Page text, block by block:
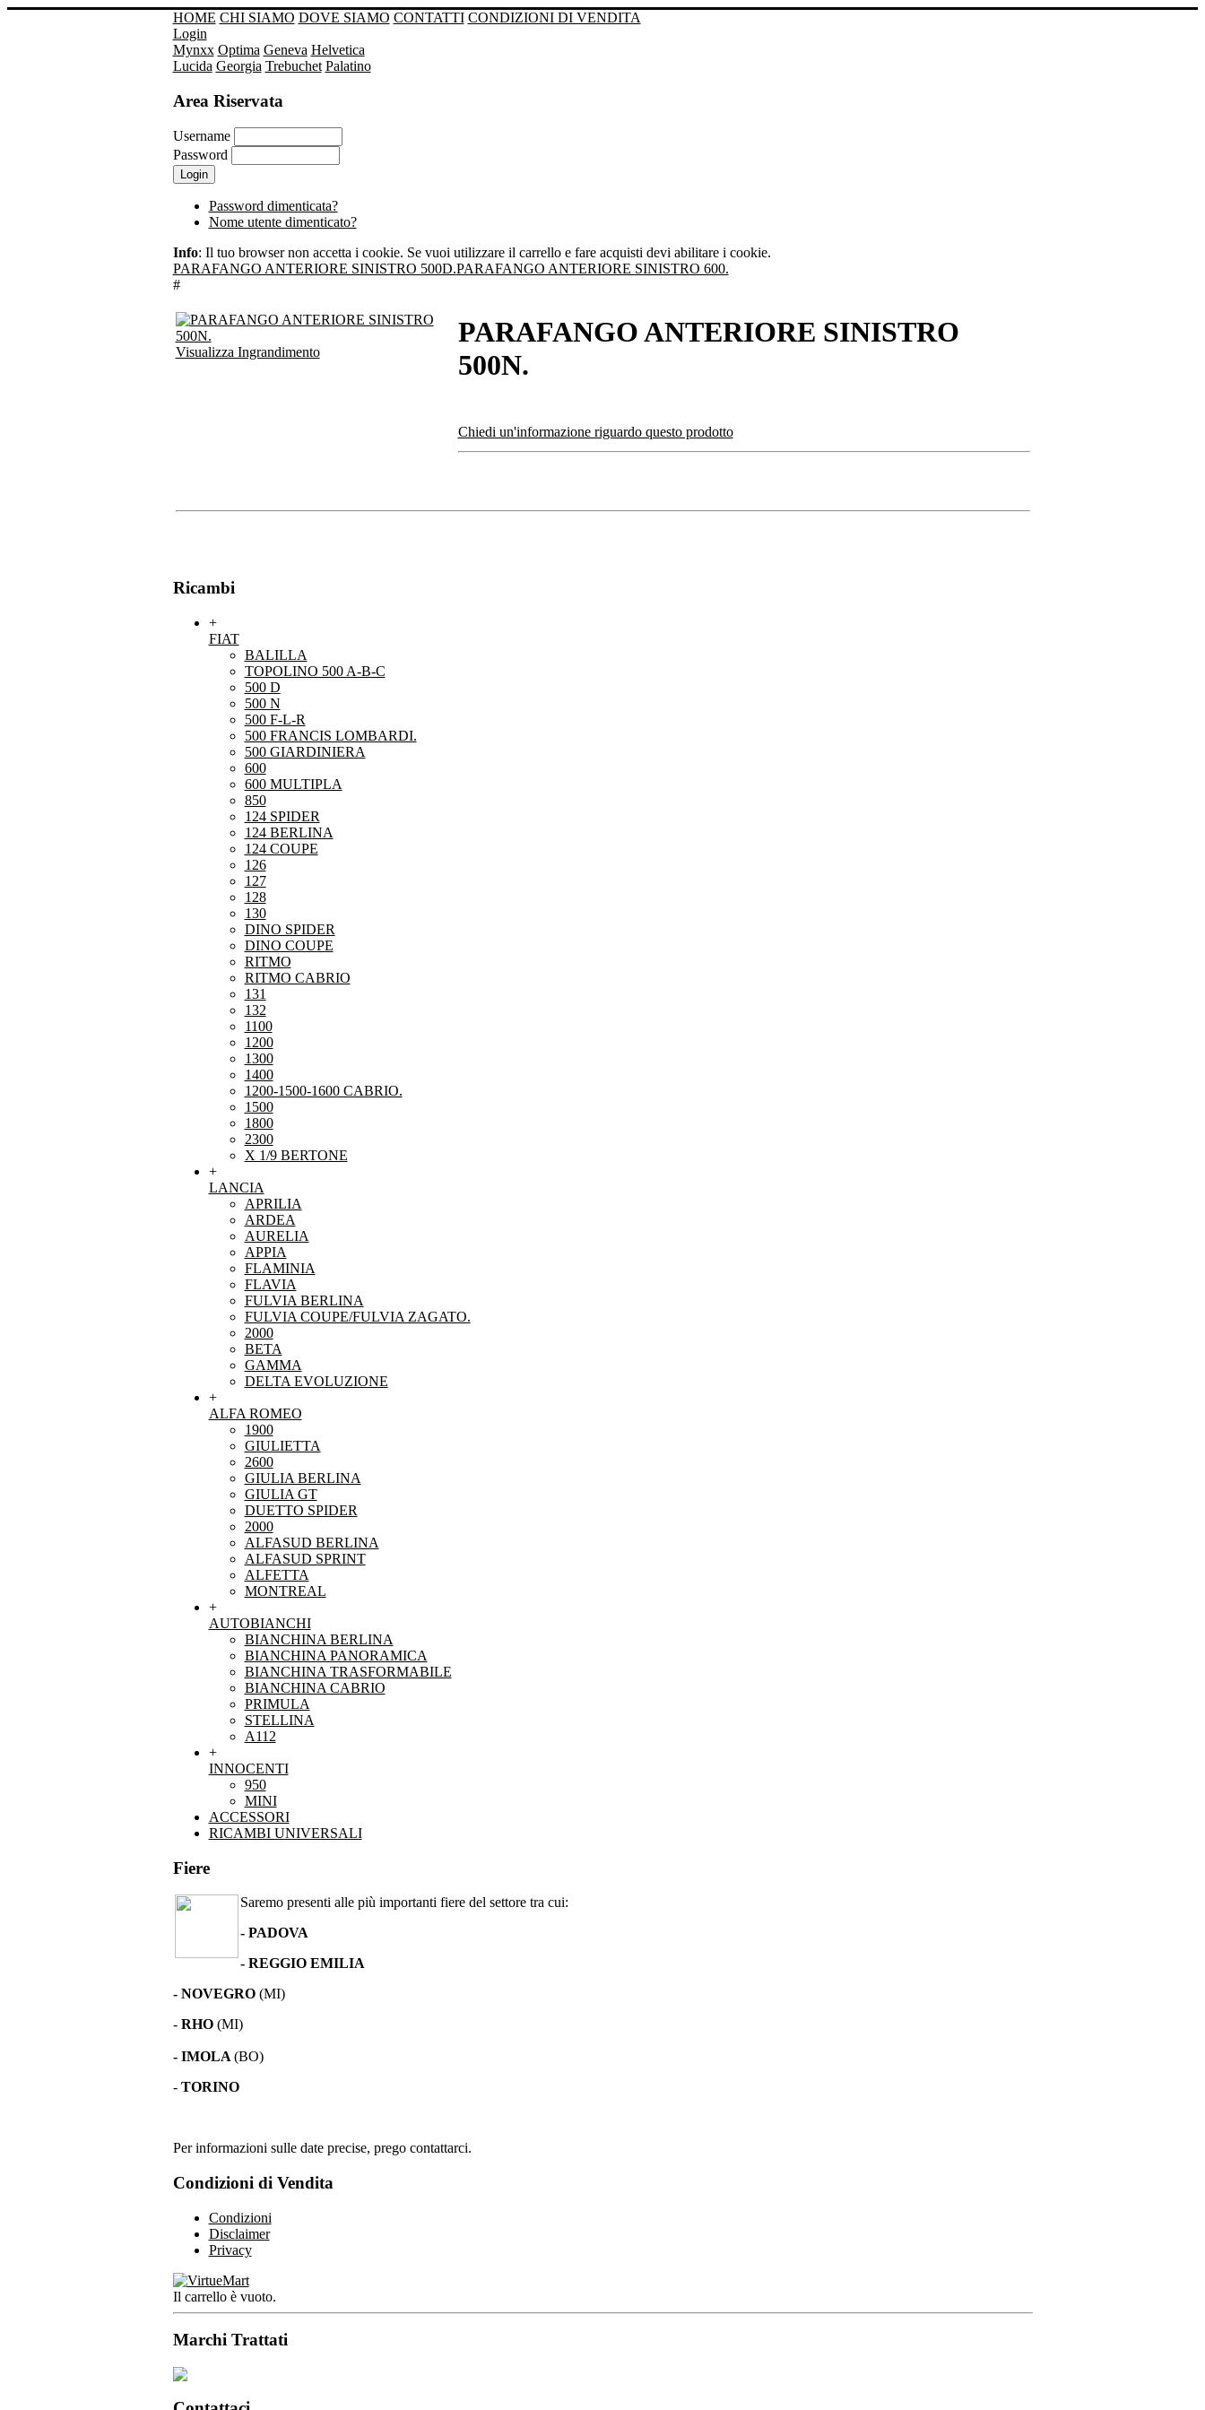
HOME CHI SIAMO DOVE SIAMO CONTATTI CONDIZIONI DI VENDITA
Login
Mynxx Optima Geneva Helvetica
Lucida Georgia Trebuchet Palatino
Area Riservata
Username
Password
Password dimenticata?
Nome utente dimenticato?
Info: Il tuo browser non accetta i cookie. Se vuoi utilizzare il carrello e fare acquisti devi abilitare i cookie.
PARAFANGO ANTERIORE SINISTRO 500D.PARAFANGO ANTERIORE SINISTRO 600.
#
Visualizza Ingrandimento
PARAFANGO ANTERIORE SINISTRO
500N.
Chiedi un'informazione riguardo questo prodotto
Ricambi
+
FIAT
BALILLA
TOPOLINO 500 A-B-C
500 D
500 N
500 F-L-R
500 FRANCIS LOMBARDI.
500 GIARDINIERA
600
600 MULTIPLA
850
124 SPIDER
124 BERLINA
124 COUPE
126
127
128
130
DINO SPIDER
DINO COUPE
RITMO
RITMO CABRIO
131
132
1100
1200
1300
1400
1200-1500-1600 CABRIO.
1500
1800
2300
X 1/9 BERTONE
+
LANCIA
APRILIA
ARDEA
AURELIA
APPIA
FLAMINIA
FLAVIA
FULVIA BERLINA
FULVIA COUPE/FULVIA ZAGATO.
2000
BETA
GAMMA
DELTA EVOLUZIONE
+
ALFA ROMEO
1900
GIULIETTA
2600
GIULIA BERLINA
GIULIA GT
DUETTO SPIDER
2000
ALFASUD BERLINA
ALFASUD SPRINT
ALFETTA
MONTREAL
+
AUTOBIANCHI
BIANCHINA BERLINA
BIANCHINA PANORAMICA
BIANCHINA TRASFORMABILE
BIANCHINA CABRIO
PRIMULA
STELLINA
A112
+
INNOCENTI
950
MINI
ACCESSORI
RICAMBI UNIVERSALI
Fiere
Saremo presenti alle più importanti fiere del settore tra cui:
- PADOVA
- REGGIO EMILIA
- NOVEGRO(MI)
-RHO (MI)
- IMOLA (BO)
- TORINO
Per informazioni sulle date precise, prego contattarci.
Condizioni di Vendita
Condizioni
Disclaimer
Privacy
Il carrello è vuoto.
Marchi Trattati